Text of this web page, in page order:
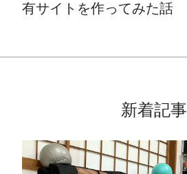
有サイトを作ってみた話
新着記事